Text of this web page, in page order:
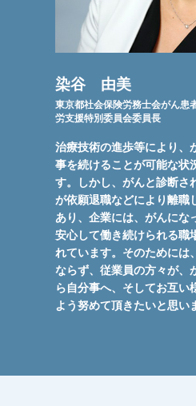
染谷 由美
東京都社会保険労務士会がん患
労支援特別委員会委員長
治療技術の進歩等により、
事を続けることが可能な状
す。しかし、がんと診断さ
が依願退職などにより離職
あり、企業には、がんにな
安心して働き続けられる職
れています。そのためには
ならず、従業員の方々が、
ら自分事へ、そしてお互い
よう努めて頂きたいと思い